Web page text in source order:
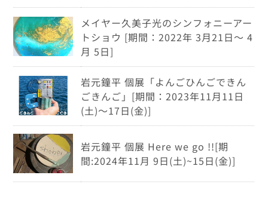
メイヤー久美子光のシンフォニーアー
トショウ [期間：2022年 3月21日～ 4
月 5日]
岩元鐘平 個展「よんごひんごできん
ごきんご」[期間：2023年11月11日
(土)～17日(金)]
岩元鐘平 個展 Here we go !![期
間:2024年11月 9日(土)~15日(金)]